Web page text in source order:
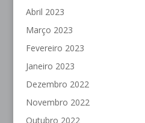
Abril 2023
Março 2023
Fevereiro 2023
Janeiro 2023
Dezembro 2022
Novembro 2022
Outubro 2022